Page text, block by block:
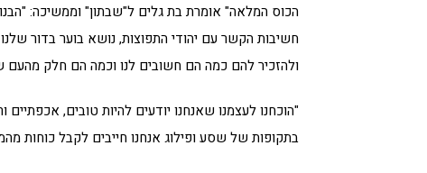
הכוס המלאה" אומרת בת גלים ל"שבתון" וממשיכה:
חשיבות הקשר עם יהודי התפוצות, נושא בוער בדור
ולהזכיר להם כמה הם חשובים לנו וכמה הם חלק
"הוכחנו לעצמנו שאנחנו יודעים להיות טובים,
בתקופות של שסע ופילוג אנחנו חייבים לקבל כוחות